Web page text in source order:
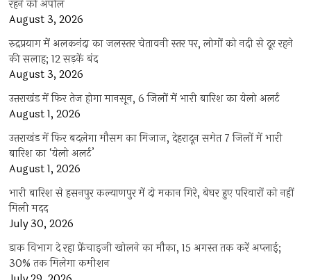
रहने की अपील
August 3, 2026
रुद्रप्रयाग में अलकनंदा का जलस्तर चेतावनी स्तर पर, लोगों को नदी से दूर रहने
की सलाह; 12 सड़कें बंद
August 3, 2026
उत्तराखंड में फिर तेज होगा मानसून, 6 जिलों में भारी बारिश का येलो अलर्ट
August 1, 2026
उत्तराखंड में फिर बदलेगा मौसम का मिजाज, देहरादून समेत 7 जिलों में भारी
बारिश का ‘येलो अलर्ट’
August 1, 2026
भारी बारिश से हसनपुर कल्याणपुर में दो मकान गिरे, बेघर हुए परिवारों को नहीं
मिली मदद
July 30, 2026
डाक विभाग दे रहा फ्रेंचाइजी खोलने का मौका, 15 अगस्त तक करें अप्लाई;
30% तक मिलेगा कमीशन